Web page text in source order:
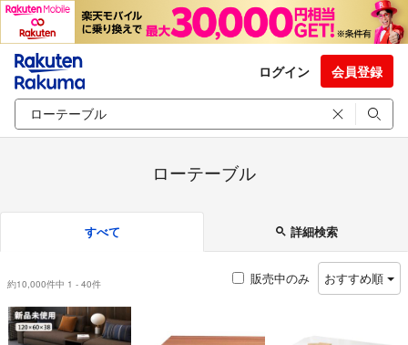
ログイン 会員登録
ローテーブル
すべて 詳細検索
約10,000件中 1 - 40件 販売中のみ おすすめ順